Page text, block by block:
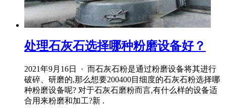
处理石灰石选择哪种粉磨设备好？
2021年9月16日 · 而石灰石粉是通过粉磨设备将其进行
破碎、研磨的,那么想要200400目细度的石灰石粉选择哪
种粉磨设备呢? 对于石灰石磨粉而言,有什么样的设备适
合用来粉磨和加工?新 .